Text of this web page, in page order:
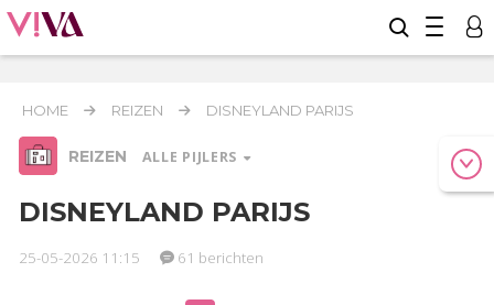
HOME REIZEN DISNEYLAND PARIJS
REIZEN ALLE PIJLERS
Relaties Werk & Studie
DISNEYLAND PARIJS
25-05-2026 11:15 61 berichten